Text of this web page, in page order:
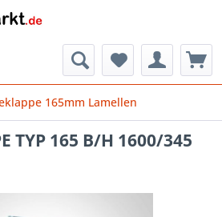
165mm Lamellen
TYP 165 B/H 1600/345